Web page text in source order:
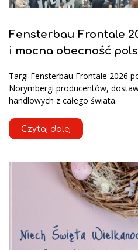
Fensterbau Frontale
i mocna obecność
Targi Fensterbau Frontale 2026
Norymbergi producentów,
handlowych z całego świata.
Czytaj dalej